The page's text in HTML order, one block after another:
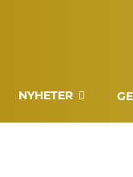
NYHETER